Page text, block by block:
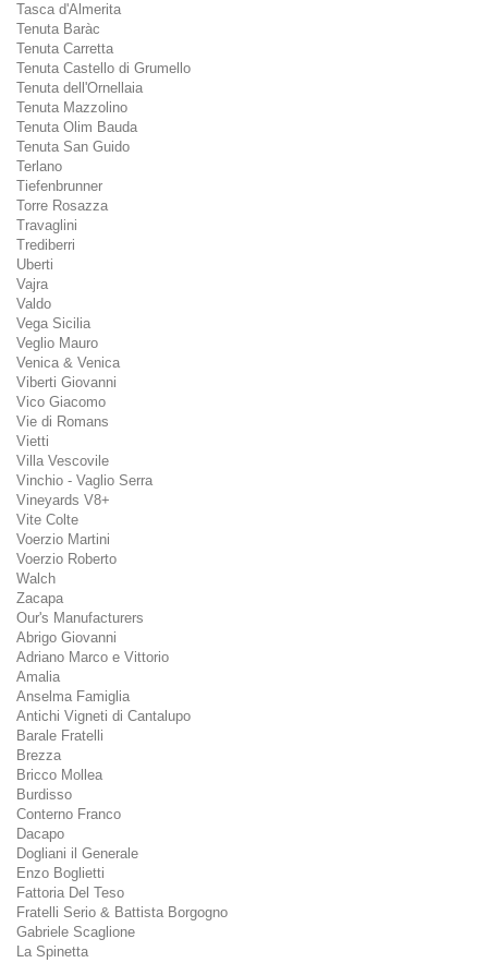
Tasca d'Almerita
Tenuta Baràc
Tenuta Carretta
Tenuta Castello di Grumello
Tenuta dell'Ornellaia
Tenuta Mazzolino
Tenuta Olim Bauda
Tenuta San Guido
Terlano
Tiefenbrunner
Torre Rosazza
Travaglini
Trediberri
Uberti
Vajra
Valdo
Vega Sicilia
Veglio Mauro
Venica & Venica
Viberti Giovanni
Vico Giacomo
Vie di Romans
Vietti
Villa Vescovile
Vinchio - Vaglio Serra
Vineyards V8+
Vite Colte
Voerzio Martini
Voerzio Roberto
Walch
Zacapa
Our's Manufacturers
Abrigo Giovanni
Adriano Marco e Vittorio
Amalia
Anselma Famiglia
Antichi Vigneti di Cantalupo
Barale Fratelli
Brezza
Bricco Mollea
Burdisso
Conterno Franco
Dacapo
Dogliani il Generale
Enzo Boglietti
Fattoria Del Teso
Fratelli Serio & Battista Borgogno
Gabriele Scaglione
La Spinetta